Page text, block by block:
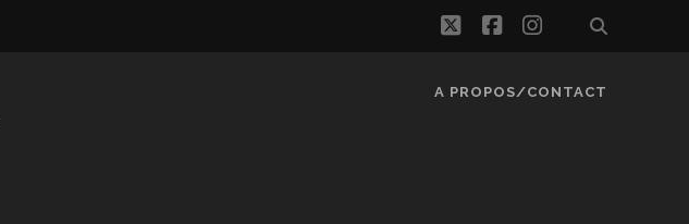
twitterfacebook
instagram
A PROPOS/CONTACT